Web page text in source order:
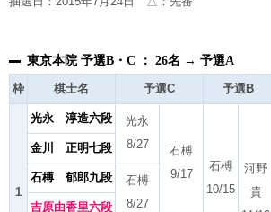
東京本院 予選B・C ： 26名 → 予選A
枠 棋士名 予選C 予選B
1
光永 淳造六段
光永
8/27
石榑
9/17
石榑
10/15
河野
貴
金川 正明七段
石榑 郁郎九段
石榑
8/27
吉原由香里六段